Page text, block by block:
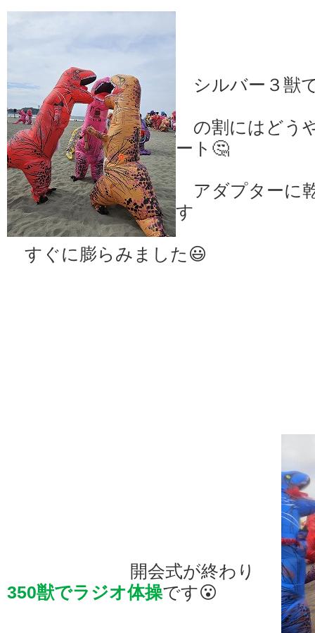
シルバー３獣
の割にはどう
ート🤔
アダプターに
す
すぐに膨らみました😃
開会式が終わり
350獣でラジオ体操です😮